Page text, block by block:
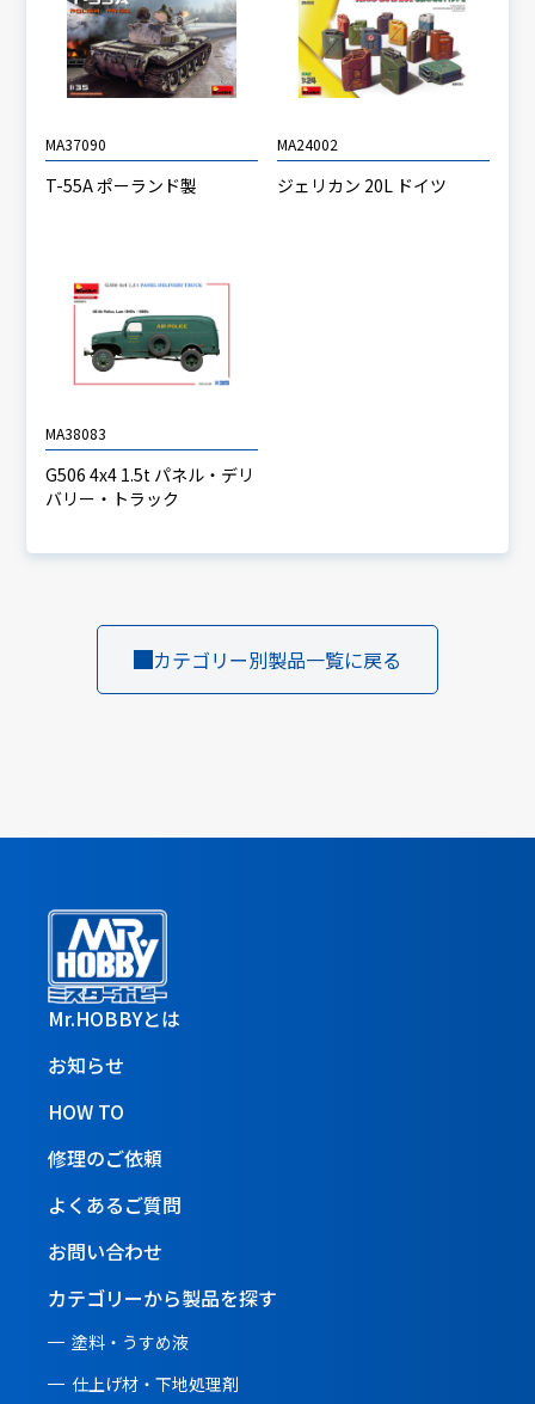
MA37090
T-55A ポーランド製
MA24002
ジェリカン 20L ドイツ
MA38083
G506 4x4 1.5t パネル・デリ
バリー・トラック
カテゴリー別製品一覧に戻る
Mr.HOBBYとは
お知らせ
HOW TO
修理のご依頼
よくあるご質問
お問い合わせ
カテゴリーから製品を探す
塗料・うすめ液
仕上げ材・下地処理剤